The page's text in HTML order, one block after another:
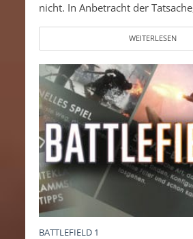
nicht. In Anbetracht der
WEITERLESEN
BATTLEFIELD 1